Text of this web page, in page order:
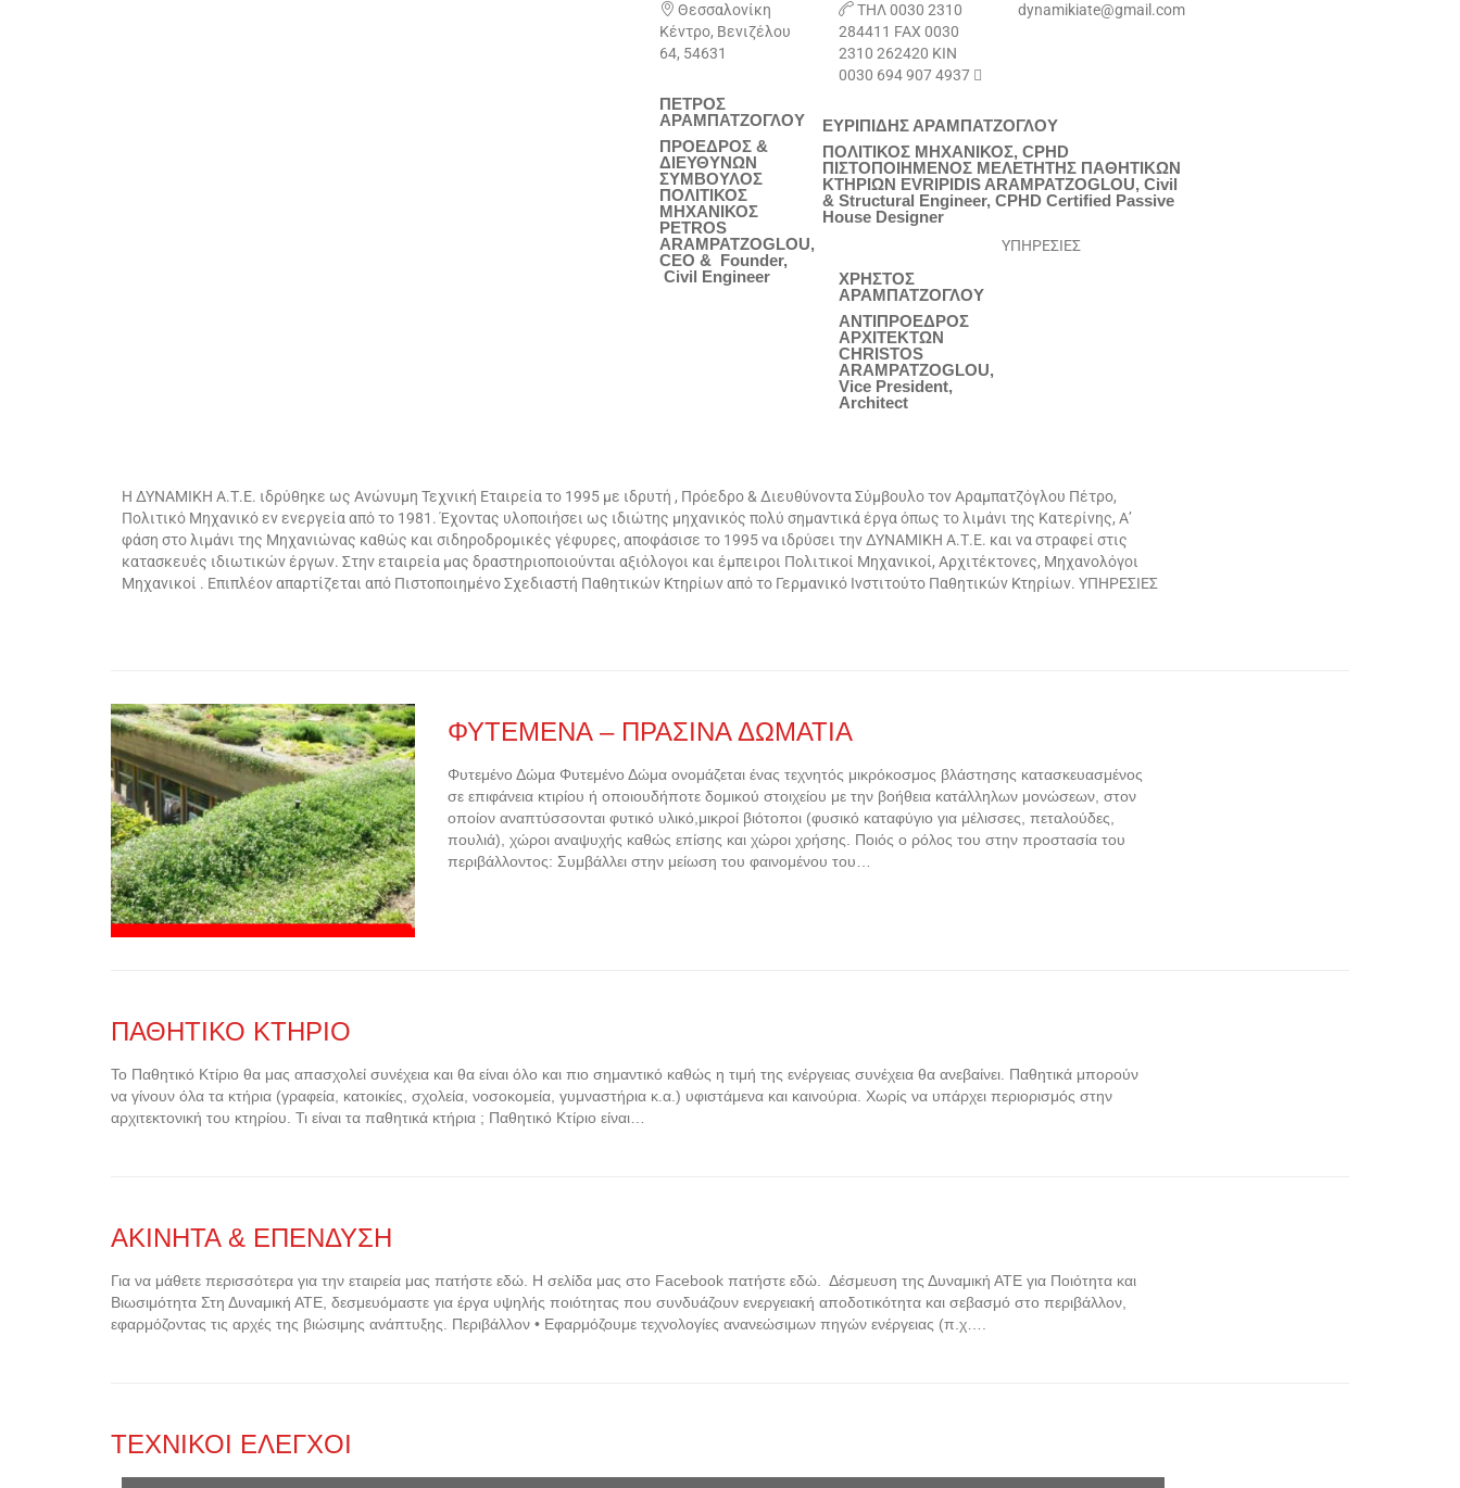
 Θεσσαλονίκη
Κέντρο, Βενιζέλου
64, 54631
 ΤΗΛ 0030 2310
284411 FAX 0030
2310 262420 ΚΙΝ
0030 694 907 4937 
dynamikiate@gmail.com
ΠΕΤΡΟΣ
ΑΡΑΜΠΑΤΖΟΓΛΟΥ
ΠΡΟΕΔΡΟΣ &
ΔΙΕΥΘΥΝΩΝ
ΣΥΜΒΟΥΛΟΣ
ΠΟΛΙΤΙΚΟΣ
ΜΗΧΑΝΙΚΟΣ
PETROS
ARAMPATZOGLOU,
CEO & Founder,
Civil Engineer
ΕΥΡΙΠΙΔΗΣ ΑΡΑΜΠΑΤΖΟΓΛΟΥ
ΠΟΛΙΤΙΚΟΣ ΜΗΧΑΝΙΚΟΣ, CPHD
ΠΙΣΤΟΠΟΙΗΜΕΝΟΣ ΜΕΛΕΤΗΤΗΣ ΠΑΘΗΤΙΚΩΝ
ΚΤΗΡΙΩΝ EVRIPIDIS ARAMPATZOGLOU, Civil
& Structural Engineer, CPHD Certified Passive
House Designer
ΧΡΗΣΤΟΣ
ΑΡΑΜΠΑΤΖΟΓΛΟΥ
ΑΝΤΙΠΡΟΕΔΡΟΣ
ΑΡΧΙΤΕΚΤΩΝ
CHRISTOS
ARAMPATZOGLOU,
Vice President,
Architect
ΥΠΗΡΕΣΙΕΣ
Η ΔΥΝΑΜΙΚΗ Α.Τ.Ε. ιδρύθηκε ως Ανώνυμη Τεχνική Εταιρεία το 1995 με ιδρυτή , Πρόεδρο & Διευθύνοντα Σύμβουλο τον Αραμπατζόγλου Πέτρο,
Πολιτικό Μηχανικό εν ενεργεία από το 1981. Έχοντας υλοποιήσει ως ιδιώτης μηχανικός πολύ σημαντικά έργα όπως το λιμάνι της Κατερίνης, Α’
φάση στο λιμάνι της Μηχανιώνας καθώς και σιδηροδρομικές γέφυρες, αποφάσισε το 1995 να ιδρύσει την ΔΥΝΑΜΙΚΗ Α.Τ.Ε. και να στραφεί στις
κατασκευές ιδιωτικών έργων. Στην εταιρεία μας δραστηριοποιούνται αξιόλογοι και έμπειροι Πολιτικοί Μηχανικοί, Αρχιτέκτονες, Μηχανολόγοι
Μηχανικοί . Επιπλέον απαρτίζεται από Πιστοποιημένο Σχεδιαστή Παθητικών Κτηρίων από το Γερμανικό Ινστιτούτο Παθητικών Κτηρίων. ΥΠΗΡΕΣΙΕΣ
ΦΥΤΕΜΕΝΑ – ΠΡΑΣΙΝΑ ΔΩΜΑΤΙΑ
Φυτεμένο Δώμα Φυτεμένο Δώμα ονομάζεται ένας τεχνητός μικρόκοσμος βλάστησης κατασκευασμένος
σε επιφάνεια κτιρίου ή οποιουδήποτε δομικού στοιχείου με την βοήθεια κατάλληλων μονώσεων, στον
οποίον αναπτύσσονται φυτικό υλικό,μικροί βιότοποι (φυσικό καταφύγιο για μέλισσες, πεταλούδες,
πουλιά), χώροι αναψυχής καθώς επίσης και χώροι χρήσης. Ποιός ο ρόλος του στην προστασία του
περιβάλλοντος: Συμβάλλει στην μείωση του φαινομένου του…
ΠΑΘΗΤΙΚΟ ΚΤΗΡΙΟ
Το Παθητικό Κτίριο θα μας απασχολεί συνέχεια και θα είναι όλο και πιο σημαντικό καθώς η τιμή της ενέργειας συνέχεια θα ανεβαίνει. Παθητικά μπορούν
να γίνουν όλα τα κτήρια (γραφεία, κατοικίες, σχολεία, νοσοκομεία, γυμναστήρια κ.α.) υφιστάμενα και καινούρια. Χωρίς να υπάρχει περιορισμός στην
αρχιτεκτονική του κτηρίου. Τι είναι τα παθητικά κτήρια ; Παθητικό Κτίριο είναι…
ΑΚΙΝΗΤΑ & ΕΠΕΝΔΥΣΗ
Για να μάθετε περισσότερα για την εταιρεία μας πατήστε εδώ. Η σελίδα μας στο Facebook πατήστε εδώ. Δέσμευση της Δυναμική ΑΤΕ για Ποιότητα και
Βιωσιμότητα Στη Δυναμική ΑΤΕ, δεσμευόμαστε για έργα υψηλής ποιότητας που συνδυάζουν ενεργειακή αποδοτικότητα και σεβασμό στο περιβάλλον,
εφαρμόζοντας τις αρχές της βιώσιμης ανάπτυξης. Περιβάλλον • Εφαρμόζουμε τεχνολογίες ανανεώσιμων πηγών ενέργειας (π.χ….
ΤΕΧΝΙΚΟΙ ΕΛΕΓΧΟΙ